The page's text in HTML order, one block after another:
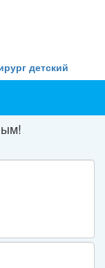
детский